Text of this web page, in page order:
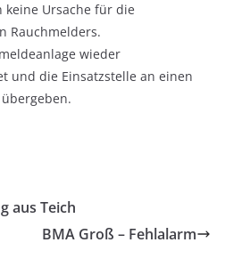
Ursache für die
Rauchmelders.
wieder
und die Einsatzstelle an einen
aus Teich
BMA Groß – Fehlalarm